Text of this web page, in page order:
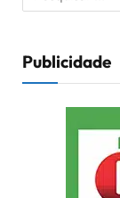
Publicidade